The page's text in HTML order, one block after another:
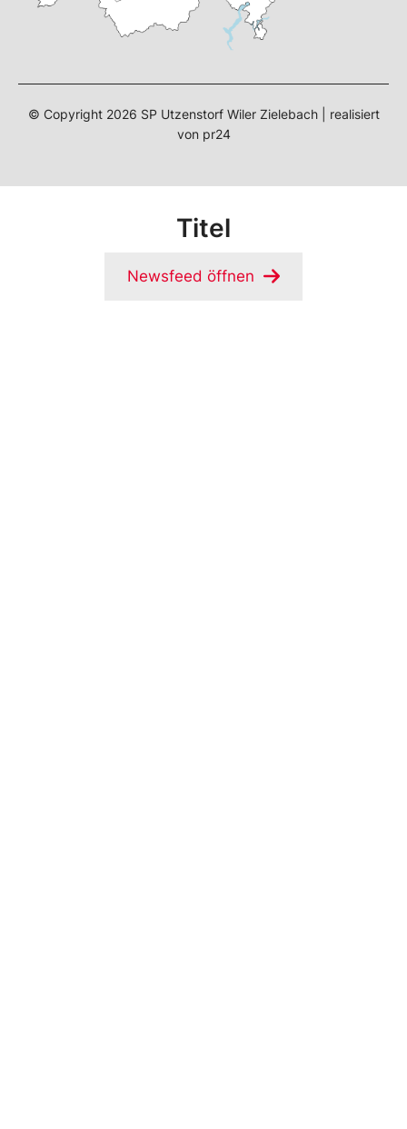
© Copyright 2026 SP Utzenstorf Wiler Zielebach | realisiert
von pr24
Titel
Newsfeed öffnen